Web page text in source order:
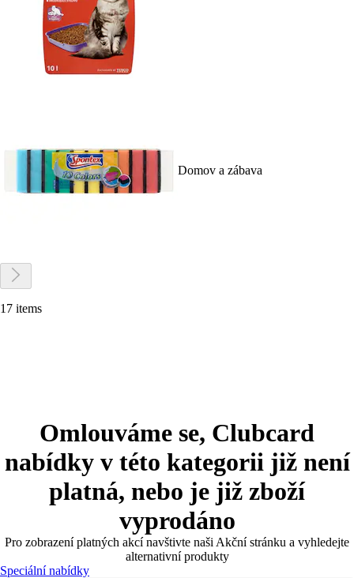
Domov a zábava
17 items
Omlouváme se, Clubcard
nabídky v této kategorii již není
platná, nebo je již zboží
vyprodáno
Pro zobrazení platných akcí navštivte naši Akční stránku a vyhledejte
alternativní produkty
Speciální nabídky